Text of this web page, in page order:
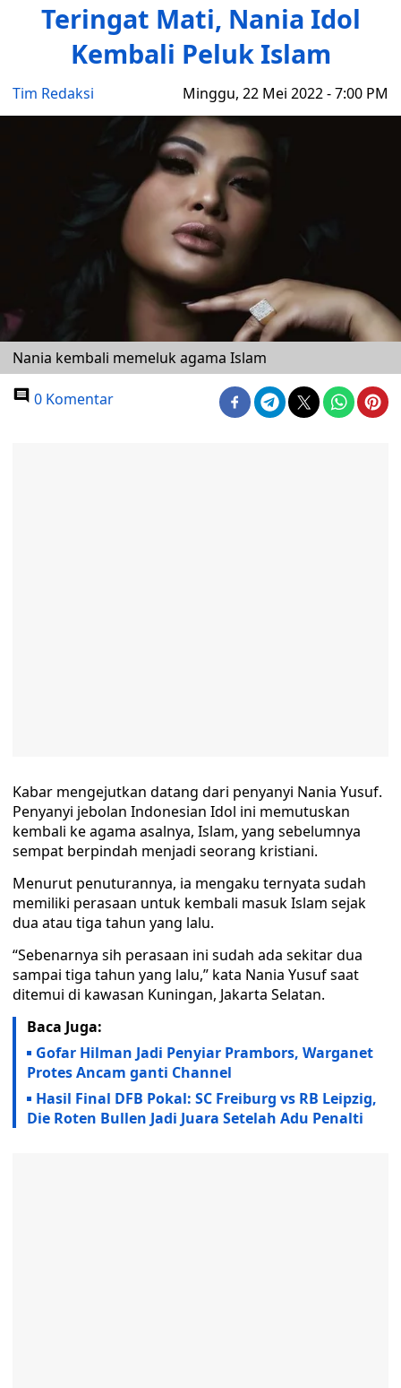
Teringat Mati, Nania Idol
Kembali Peluk Islam
Tim Redaksi Minggu, 22 Mei 2022 - 7:00 PM
Nania kembali memeluk agama Islam
0 Komentar
Kabar mengejutkan datang dari penyanyi Nania Yusuf.
Penyanyi jebolan Indonesian Idol ini memutuskan
kembali ke agama asalnya, Islam, yang sebelumnya
sempat berpindah menjadi seorang kristiani.
Menurut penuturannya, ia mengaku ternyata sudah
memiliki perasaan untuk kembali masuk Islam sejak
dua atau tiga tahun yang lalu.
“Sebenarnya sih perasaan ini sudah ada sekitar dua
sampai tiga tahun yang lalu,” kata Nania Yusuf saat
ditemui di kawasan Kuningan, Jakarta Selatan.
Baca Juga:
Gofar Hilman Jadi Penyiar Prambors, Warganet
Protes Ancam ganti Channel
Hasil Final DFB Pokal: SC Freiburg vs RB Leipzig,
Die Roten Bullen Jadi Juara Setelah Adu Penalti